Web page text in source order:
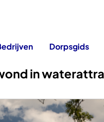
Dorpsgids
in